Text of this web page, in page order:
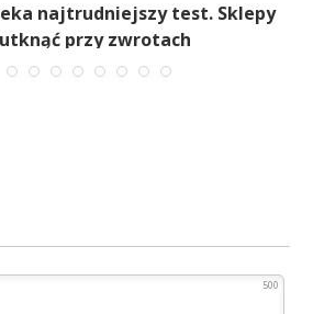
najtrudniejszy test. Sklepy
przy zwrotach
500